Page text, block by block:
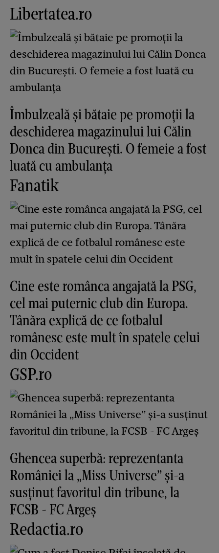
Libertatea.ro
Îmbulzeală și bătaie pe promoții la
deschiderea magazinului lui Călin
Donca din București. O femeie a fost
luată cu ambulanța
Fanatik
Cine este românca angajată la PSG,
cel mai puternic club din Europa.
Tânăra explică de ce fotbalul
românesc este mult în spatele celui
din Occident
GSP.ro
Ghencea superbă: reprezentanta
României la „Miss Universe” și-a
susținut favoritul din tribune, la
FCSB - FC Argeș
Redactia.ro